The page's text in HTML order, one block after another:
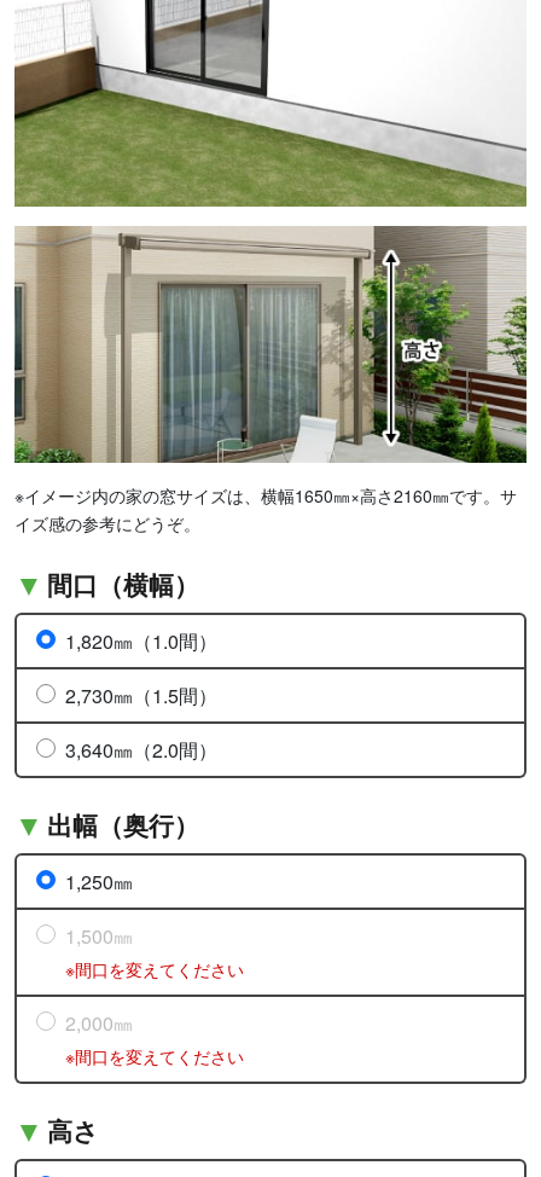
※イメージ内の家の窓サイズは、横幅1650㎜×高さ2160㎜です。サ
イズ感の参考にどうぞ。
間口（横幅）
1,820㎜（1.0間）
2,730㎜（1.5間）
3,640㎜（2.0間）
出幅（奥行）
1,250㎜
1,500㎜
※間口を変えてください
2,000㎜
※間口を変えてください
高さ